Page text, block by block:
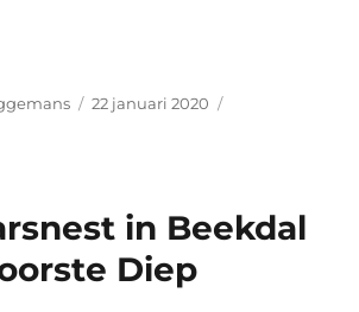
prijs kern met pit voor project
Geplaatst
22 januari 2020
in Beekdal
Diep